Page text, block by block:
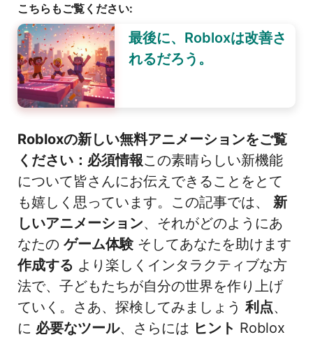
こちらもご覧ください:
最後に、Robloxは改善さ
れるだろう。
Robloxの新しい無料アニメーションをご覧
ください：必須情報この素晴らしい新機能
について皆さんにお伝えできることをとて
も嬉しく思っています。この記事では、 新
しいアニメーション、それがどのようにあ
なたの ゲーム体験 そしてあなたを助けます
作成する より楽しくインタラクティブな方
法で、子どもたちが自分の世界を作り上げ
ていく。さあ、探検してみましょう利点、
に 必要なツール、さらには ヒント Roblox